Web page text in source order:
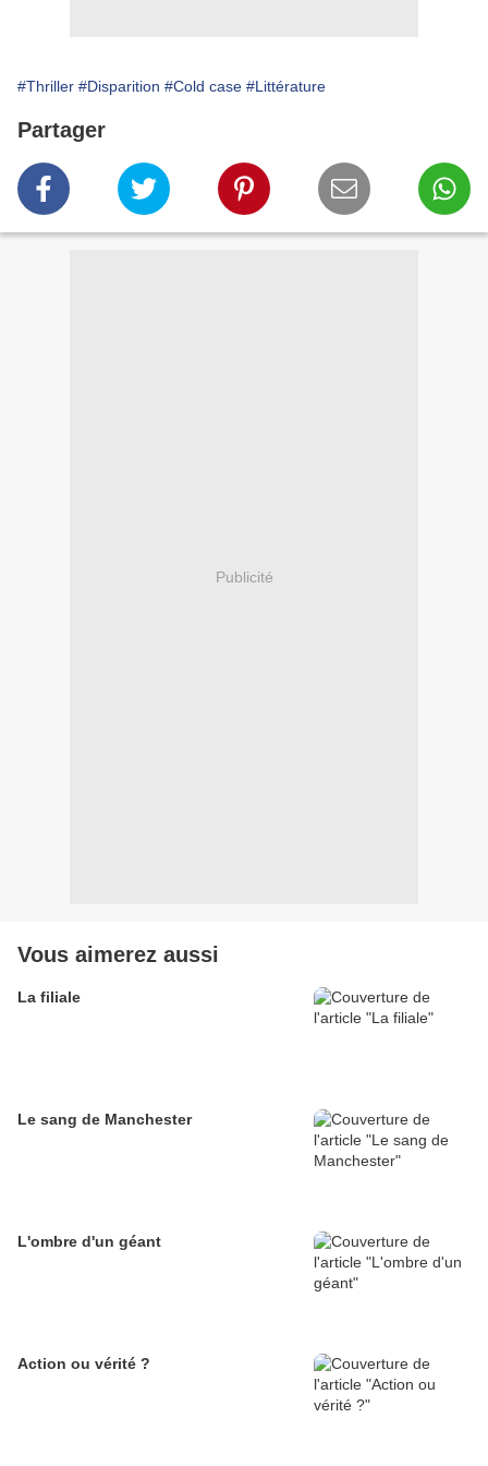
#Thriller #Disparition #Cold case #Littérature
Partager
Publicité
Vous aimerez aussi
La filiale
Le sang de Manchester
L'ombre d'un géant
Action ou vérité ?